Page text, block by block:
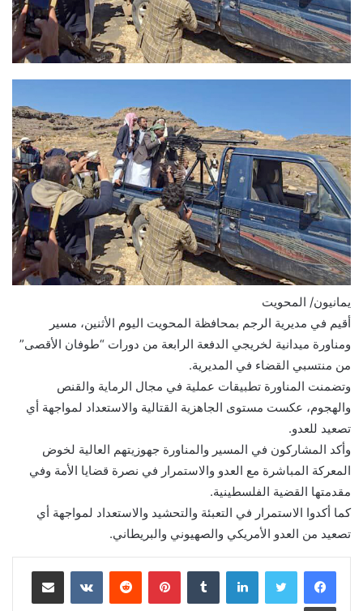
يمانيون/ المحويت
أقيم في مديرية الرجم بمحافظة المحويت اليوم الأثنين، مسير
ومناورة ميدانية لخريجي الدفعة الرابعة من دورات “طوفان الأقصى”
من منتسبي القضاء في المديرية.
وتضمنت المناورة تطبيقات عملية في مجال الرماية والقنص
والهجوم، عكست مستوى الجاهزية القتالية والاستعداد لمواجهة أي
تصعيد للعدو.
وأكد المشاركون في المسير والمناورة جهوزيتهم العالية لخوض
المعركة المباشرة مع العدو والاستمرار في نصرة قضايا الأمة وفي
مقدمتها القضية الفلسطينية.
كما أكدوا الاستمرار في التعبئة والتحشيد والاستعداد لمواجهة أي
تصعيد من العدو الأمريكي والصهيوني والبريطاني.
لينكدإن بينتيريست